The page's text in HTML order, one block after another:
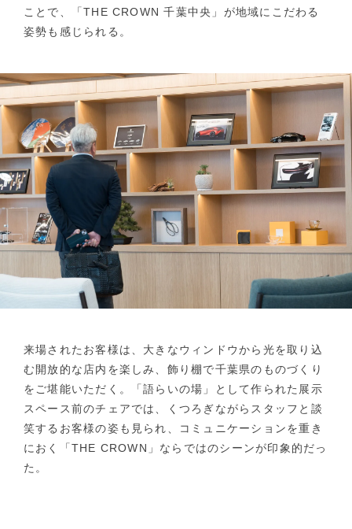
ことで、「THE CROWN 千葉中央」が地域にこだわる
姿勢も感じられる。
来場されたお客様は、大きなウィンドウから光を取り込
む開放的な店内を楽しみ、飾り棚で千葉県のものづくり
をご堪能いただく。「語らいの場」として作られた展示
スペース前のチェアでは、くつろぎながらスタッフと談
笑するお客様の姿も見られ、コミュニケーションを重き
におく「THE CROWN」ならではのシーンが印象的だっ
た。